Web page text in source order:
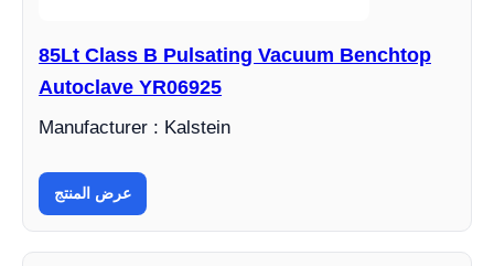
85Lt Class B Pulsating Vacuum Benchtop
Autoclave YR06925
Manufacturer : Kalstein
عرض المنتج